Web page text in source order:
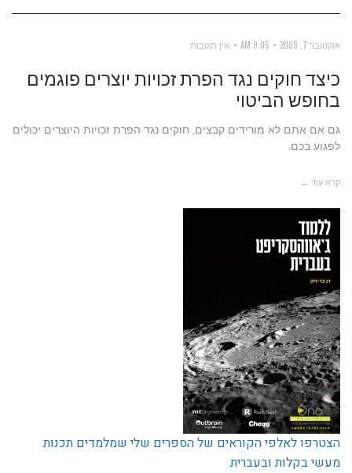
אוקטובר 7, 2009 9:05 AM אין תגובות
כיצד חוקים נגד הפרת זכויות יוצרים פוגמים
בחופש הביטוי
גם אם אתם לא מורידים קבצים, חוקים נגד הפרת זכויות היוצרים יכולים
לפגוע בכם.
קרא עוד ←
הצטרפו לאלפי הקוראים של הספרים שלי שמלמדים תכנות
מעשי בקלות ובעברית